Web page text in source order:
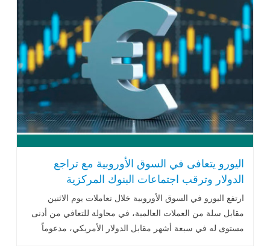
اليورو يتعافى في السوق الأوروبية مع تراجع
الدولار وترقب اجتماعات البنوك المركزية
ارتفع اليورو في السوق الأوروبية خلال تعاملات يوم الاثنين
مقابل سلة من العملات العالمية، في محاولة للتعافي من أدنى
مستوى له في سبعة أشهر مقابل الدولار الأمريكي، مدعوماً